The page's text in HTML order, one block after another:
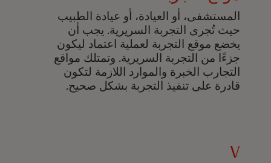
المستشفى، أو العيادة، أو عيادة الطبيب
حيث تُجرى التجربة السريرية. يجب أن
يخضع موقع التجربة لعملية اعتماد ليكون
جزءًا من التجربة السريرية. وتمتلك مواقع
التجارب الخبرة والموارد اللازمة لتكون
قادرة على تنفيذ التجربة بشكل صحيح.
V